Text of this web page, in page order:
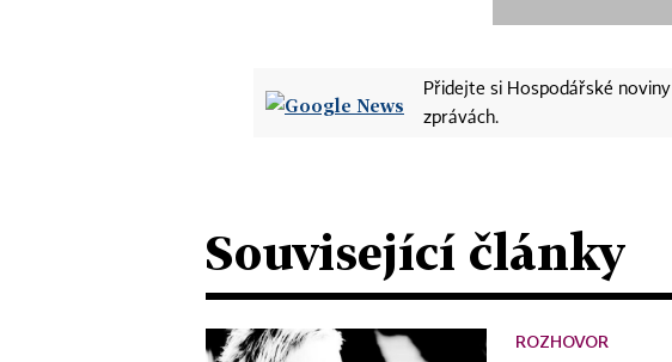
Přidejte si Hospodářské noviny
zprávách.
Související články
ROZHOVOR